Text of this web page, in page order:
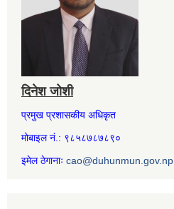
दिनेश जोशी
प्रमुख प्रशासकीय अधिकृत
मोबाइल नं.: ९८५८७८७८९०
इमेल ठेगानाः cao@duhunmun.gov.np